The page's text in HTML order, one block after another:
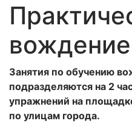
вождение
Занятия по обучению
подразделяются на 2
упражнений на
по улицам города.